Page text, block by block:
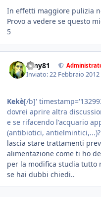
In effetti maggiore pulizia
Provo a vedere se questo
5
tony81
Inviato:22 Febbraio 2012
Kekè[/b]'
dovrei aprire altra
e se rifacendo l'acquario
(antibiotici,
lascia stare trattamenti
alimentazione come ti ho
per la modifica studia tutto
se hai dubbi chiedi..